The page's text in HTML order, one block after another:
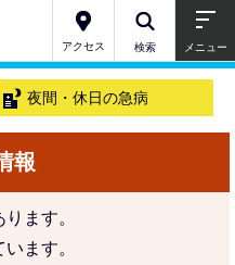
アクセス 検索 メニュー
夜間・休日の急病
報
ます。
ます。